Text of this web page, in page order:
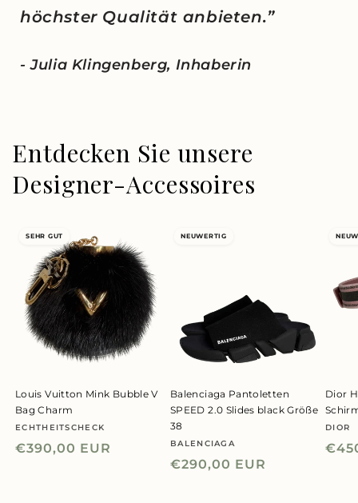
höchster Qualität anbieten.”
- Julia Klingenberg, Inhaberin
Entdecken Sie unsere
Designer-Accessoires
SEHR GUT
Louis Vuitton Mink Bubble V
Bag Charm
Anbieter:
ECHTHEITSCHECK
Normaler
€390,00 EUR
NEUWERTIG
Balenciaga Pantoletten
SPEED 2.0 Slides black Größe
38
Anbieter:
BALENCIAGA
Normaler
€290,00 EUR
Dior
DIOR